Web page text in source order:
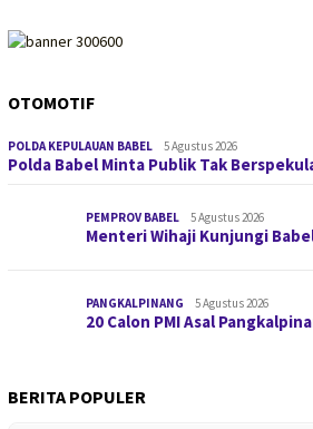
OTOMOTIF
POLDA KEPULAUAN BABEL 5 Agustus 2026
Polda Babel Minta Publik Tak
PEMPROV BABEL 5 Agustus 2026
Menteri Wihaji Kunjungi
PANGKALPINANG 5 Agustus 2026
20 Calon PMI Asal
BERITA POPULER